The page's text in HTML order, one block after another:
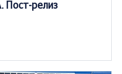
Пост-релиз